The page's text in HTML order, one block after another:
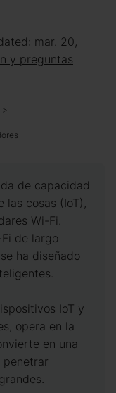
mar. 20,
y preguntas
de capacidad
las cosas (IoT),
Wi-Fi.
de largo
ha diseñado
IoT y
opera en la
en una